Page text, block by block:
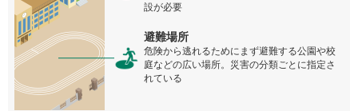
設が必要
避難場所
危険から逃れるためにまず避難する公園や校
庭などの広い場所。災害の分類ごとに指定さ
れている